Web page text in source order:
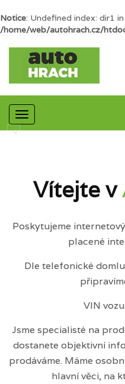
Notice: Undefined index: dir1 in
/home/web/autohrach.cz/
Mobilní
navigace
Vítejte v
Poskytujeme
placené
Dle telefonické
VIN
Jsme specialisté na
dostanete objektivní
prodáváme. Máme
hlavní věci, na